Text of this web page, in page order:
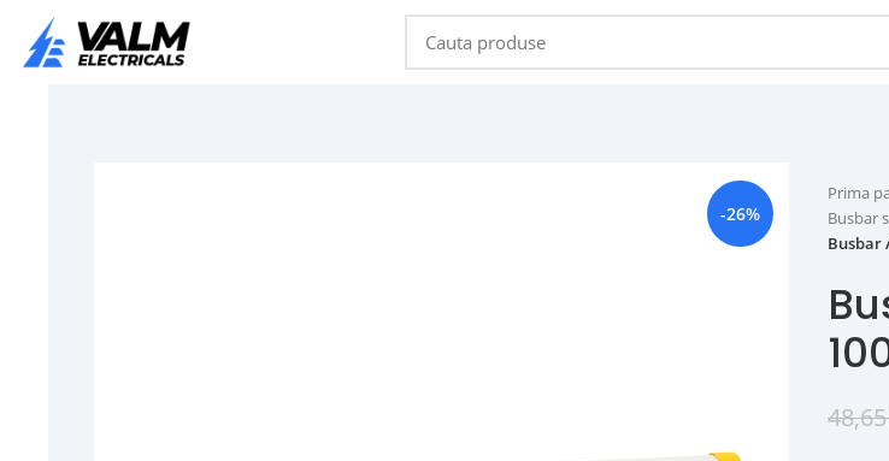
-26%
Prima
Busbar
Busbar